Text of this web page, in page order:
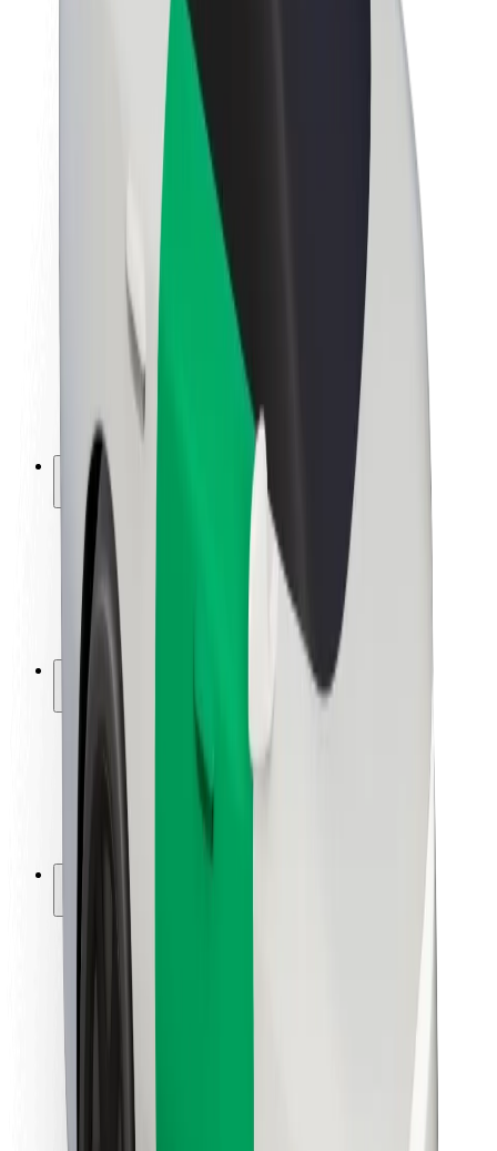
Bolt haqqında
Bolt-da davamlılıq
Project Zero
Xəbər otağı
Brend təlimatları
İnvestorlarla əlaqələr
Rəhbərlik
Brend
Media
Urban Fondu
Təhlükəsizlik
Sərnişin təhlükəsizliyi
Sürücü təhlükəsizliyi
Skuter təhlükəsizliyi
Təhlükəsizlik Laboratoriyası
Məkanlar
Şəhər mühiti üçün həllər
Hava limanları
Bolt enerji doldurma stansiyaları
Sürücülər üçün
Kuryerlər üçün
Bolt Food
Restoranlar üçün